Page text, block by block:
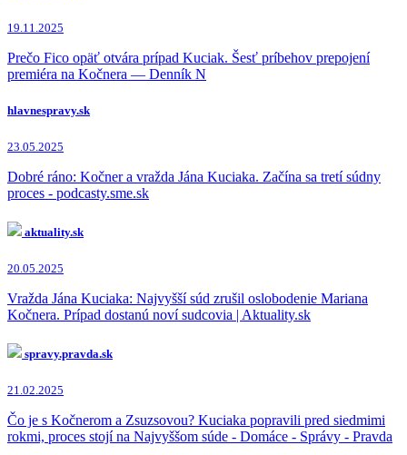
19.11.2025
Prečo Fico opäť otvára prípad Kuciak. Šesť príbehov prepojení
premiéra na Kočnera — Denník N
hlavnespravy.sk
23.05.2025
Dobré ráno: Kočner a vražda Jána Kuciaka. Začína sa tretí súdny
proces - podcasty.sme.sk
aktuality.sk
20.05.2025
Vražda Jána Kuciaka: Najvyšší súd zrušil oslobodenie Mariana
Kočnera. Prípad dostanú noví sudcovia | Aktuality.sk
spravy.pravda.sk
21.02.2025
Čo je s Kočnerom a Zsuzsovou? Kuciaka popravili pred siedmimi
rokmi, proces stojí na Najvyššom súde - Domáce - Správy - Pravda